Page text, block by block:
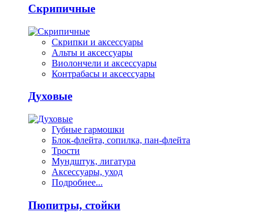
Скрипичные
Скрипки и аксессуары
Альты и аксессуары
Виолончели и аксессуары
Контрабасы и аксессуары
Духовые
Губные гармошки
Блок-флейта, сопилка, пан-флейта
Трости
Мундштук, лигатура
Аксессуары, уход
Подробнее...
Пюпитры, стойки